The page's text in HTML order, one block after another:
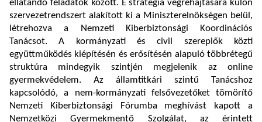
ellátandó feladatok között. E stratégia végrehajtására külön
szervezetrendszert alakított ki a Miniszterelnökségen belül,
létrehozva a Nemzeti Kiberbiztonsági Koordinációs
Tanácsot. A kormányzati és civil szereplők közti
együttműködés kiépítésén és erősítésén alapuló többrétegű
struktúra mindegyik szintjén megjelenik az online
gyermekvédelem. Az államtitkári szintű Tanácshoz
kapcsolódó, a nem-kormányzati felsővezetőket tömörítő
Nemzeti Kiberbiztonsági Fórumba meghívást kapott a
Nemzetközi Gyermekmentő Szolgálat, az érintett